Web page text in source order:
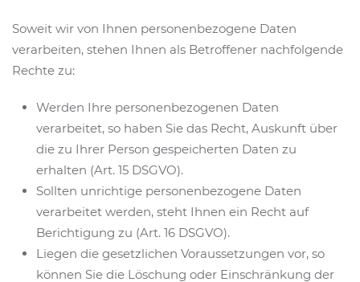
Soweit wir von Ihnen personenbezogene Daten
verarbeiten, stehen Ihnen als Betroffener nachfolgende
Rechte zu:
Werden Ihre personenbezogenen Daten
verarbeitet, so haben Sie das Recht, Auskunft über
die zu Ihrer Person gespeicherten Daten zu
erhalten (Art. 15 DSGVO).
Sollten unrichtige personenbezogene Daten
verarbeitet werden, steht Ihnen ein Recht auf
Berichtigung zu (Art. 16 DSGVO).
Liegen die gesetzlichen Voraussetzungen vor, so
können Sie die Löschung oder Einschränkung der